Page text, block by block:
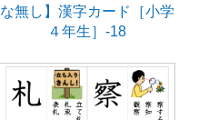
な無し】漢字カード［小学
４年生］-18